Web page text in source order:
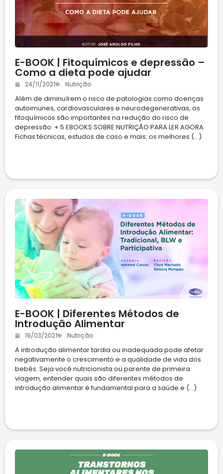
E-BOOK | Fitoquímicos e depressão –
Como a dieta pode ajudar
24/11/2021 Nutrição
Além de diminuírem o risco de patologias como doenças
autoimunes, cardiovasculares e neurodegenerativas, os
fitoquímicos são importantes na redução do risco de
depressão. + 5 EBOOKS SOBRE NUTRIÇÃO PARA LER AGORA
Fichas técnicas, estudos de caso e mais: os melhores (...)
E-BOOK | Diferentes Métodos de
Introdução Alimentar
19/03/2021 Nutrição
A introdução alimentar tardia ou inadequada pode afetar
negativamente o crescimento e a qualidade de vida dos
bebês. Seja você nutricionista ou parente de primeira
viagem, entender quais são diferentes métodos de
introdução alimentar é fundamental para a saúde e (...)